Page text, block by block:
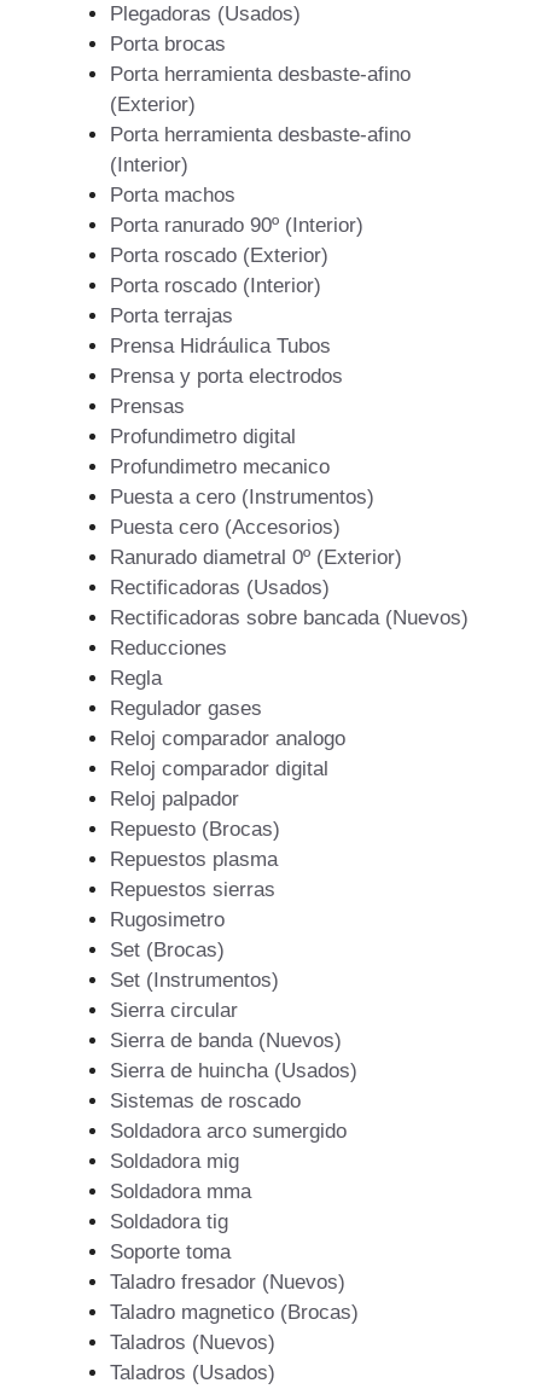
Plegadoras (Usados)
Porta brocas
Porta herramienta desbaste-afino
(Exterior)
Porta herramienta desbaste-afino
(Interior)
Porta machos
Porta ranurado 90º (Interior)
Porta roscado (Exterior)
Porta roscado (Interior)
Porta terrajas
Prensa Hidráulica Tubos
Prensa y porta electrodos
Prensas
Profundimetro digital
Profundimetro mecanico
Puesta a cero (Instrumentos)
Puesta cero (Accesorios)
Ranurado diametral 0º (Exterior)
Rectificadoras (Usados)
Rectificadoras sobre bancada (Nuevos)
Reducciones
Regla
Regulador gases
Reloj comparador analogo
Reloj comparador digital
Reloj palpador
Repuesto (Brocas)
Repuestos plasma
Repuestos sierras
Rugosimetro
Set (Brocas)
Set (Instrumentos)
Sierra circular
Sierra de banda (Nuevos)
Sierra de huincha (Usados)
Sistemas de roscado
Soldadora arco sumergido
Soldadora mig
Soldadora mma
Soldadora tig
Soporte toma
Taladro fresador (Nuevos)
Taladro magnetico (Brocas)
Taladros (Nuevos)
Taladros (Usados)